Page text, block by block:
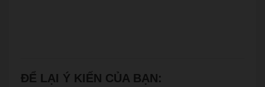
ĐỂ LẠI Ý KIẾN CỦA BẠN: